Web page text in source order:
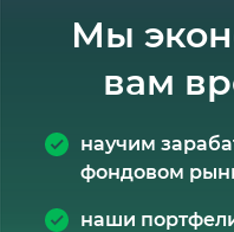
Мы
вам
научим
фондовом
наши